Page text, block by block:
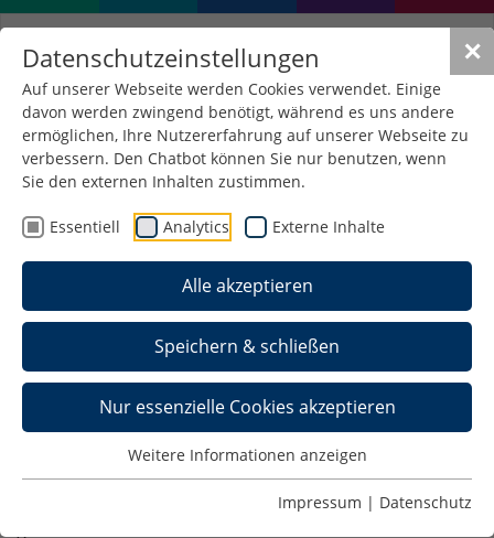
✕
Datenschutzeinstellungen
Auf unserer Webseite werden Cookies verwendet. Einige
davon werden zwingend benötigt, während es uns andere
ermöglichen, Ihre Nutzererfahrung auf unserer Webseite zu
verbessern. Den Chatbot können Sie nur benutzen, wenn
Sie den externen Inhalten zustimmen.
Essentiell Analytics Externe Inhalte
Alle akzeptieren
Speichern & schließen
Nur essenzielle Cookies akzeptieren
Weitere Informationen anzeigen
Impressum | Datenschutz
Angebote für
Unternehmen
Auf dieser Seite finden Sie das passende Angebot
für Ihr Anliegen. Gerne können wir aber auch
gemeinsam nach individuellen und passgenauen
Lösungen für Ihr Unternehmen suchen.
Kontaktieren Sie uns und wir finden zusammen
einen Weg.
Stellenbörse
Sie vertreten ein Unternehmen oder eine
Institution und möchten gerne Ihre Ausschreibung